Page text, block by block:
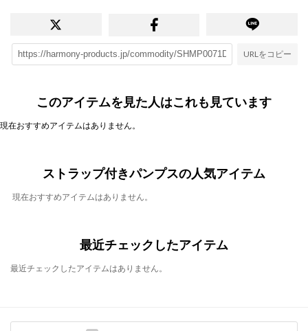
URLをコピー
このアイテムを見た人はこれも見ています
現在おすすめアイテムはありません。
ストラップ付きパンプスの人気アイテム
現在おすすめアイテムはありません。
最近チェックしたアイテム
最近チェックしたアイテムはありません。